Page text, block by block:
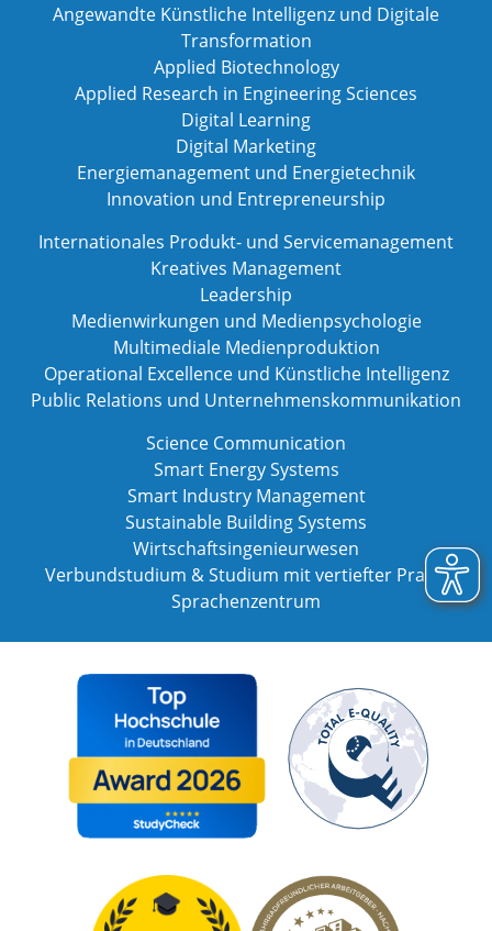
Angewandte Künstliche Intelligenz und Digitale
Transformation
Applied Biotechnology
Applied Research in Engineering Sciences
Digital Learning
Digital Marketing
Energiemanagement und Energietechnik
Innovation und Entrepreneurship
Internationales Produkt- und Servicemanagement
Kreatives Management
Leadership
Medienwirkungen und Medienpsychologie
Multimediale Medienproduktion
Operational Excellence und Künstliche Intelligenz
Public Relations und Unternehmenskommunikation
Science Communication
Smart Energy Systems
Smart Industry Management
Sustainable Building Systems
Wirtschaftsingenieurwesen
Verbundstudium & Studium mit vertiefter Praxis
Sprachenzentrum